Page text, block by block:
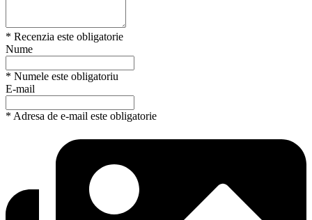
* Recenzia este obligatorie
Nume
* Numele este obligatoriu
E-mail
* Adresa de e-mail este obligatorie